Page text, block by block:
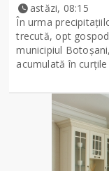
astăzi, 08:15
În urma
trecută, opt
municipiul
acumulată în